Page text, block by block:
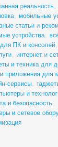
реальность,
, мобильные
статьи и
устройства,
ПК и консолей,
, интернет и
и техника для
приложения для
сервисы,
и
и безопасность,
и сетевое